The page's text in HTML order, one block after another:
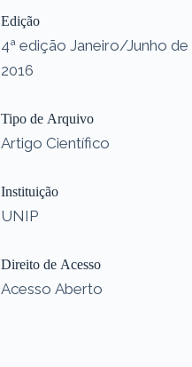
Edição
4ª edição Janeiro/Junho de
2016
Tipo de Arquivo
Artigo Científico
Instituição
UNIP
Direito de Acesso
Acesso Aberto